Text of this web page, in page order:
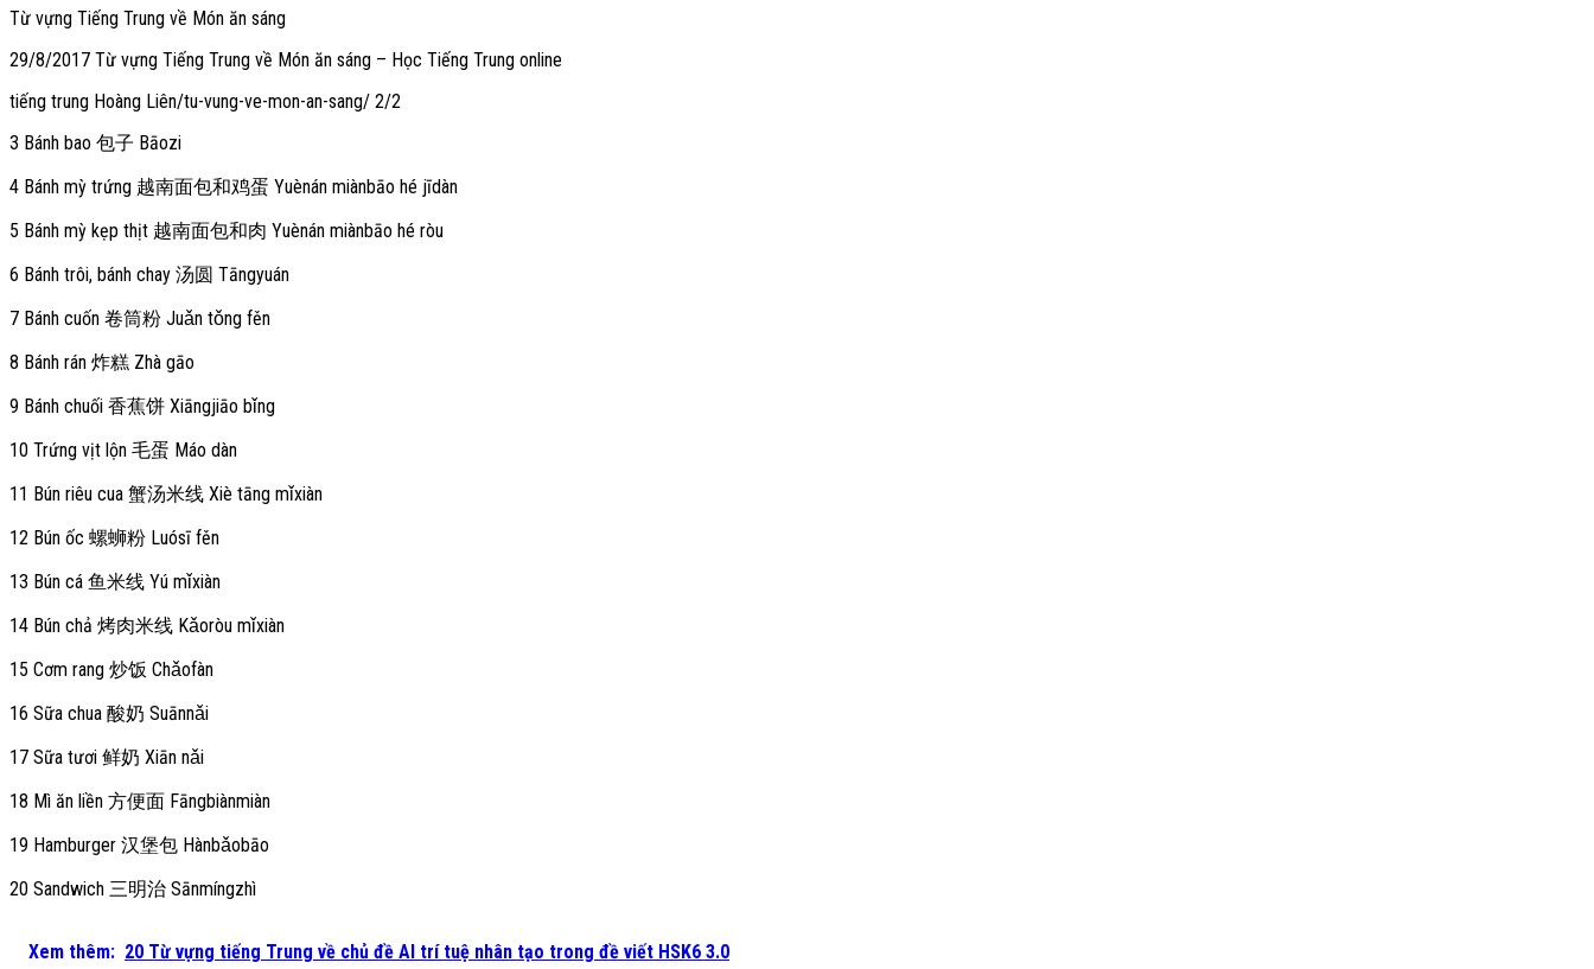
Từ vựng Tiếng Trung về Món ăn sáng
29/8/2017 Từ vựng Tiếng Trung về Món ăn sáng – Học Tiếng Trung online
tiếng trung Hoàng Liên/tu-vung-ve-mon-an-sang/ 2/2
3 Bánh bao 包子 Bāozi
4 Bánh mỳ trứng 越南面包和鸡蛋 Yuènán miànbāo hé jīdàn
5 Bánh mỳ kẹp thịt 越南面包和肉 Yuènán miànbāo hé ròu
6 Bánh trôi, bánh chay 汤圆 Tāngyuán
7 Bánh cuốn 卷筒粉 Juǎn tǒng fěn
8 Bánh rán 炸糕 Zhà gāo
9 Bánh chuối 香蕉饼 Xiāngjiāo bǐng
10 Trứng vịt lộn 毛蛋 Máo dàn
11 Bún riêu cua 蟹汤米线 Xiè tāng mǐxiàn
12 Bún ốc 螺蛳粉 Luósī fěn
13 Bún cá 鱼米线 Yú mǐxiàn
14 Bún chả 烤肉米线 Kǎoròu mǐxiàn
15 Cơm rang 炒饭 Chǎofàn
16 Sữa chua 酸奶 Suānnǎi
17 Sữa tươi 鲜奶 Xiān nǎi
18 Mì ăn liền 方便面 Fāngbiànmiàn
19 Hamburger 汉堡包 Hànbǎobāo
20 Sandwich 三明治 Sānmíngzhì
Xem thêm: 20 Từ vựng tiếng Trung về chủ đề AI trí tuệ nhân tạo trong đề viết HSK6 3.0